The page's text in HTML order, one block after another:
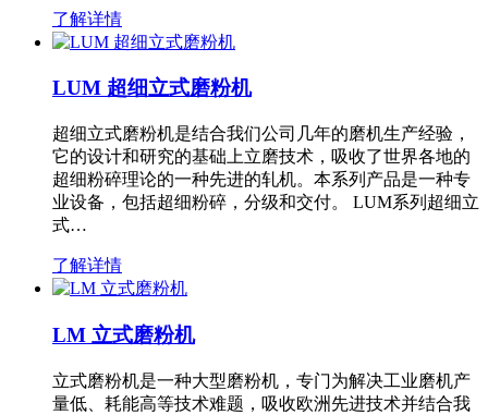
了解详情
LUM 超细立式磨粉机
超细立式磨粉机是结合我们公司几年的磨机生产经验，
它的设计和研究的基础上立磨技术，吸收了世界各地的
超细粉碎理论的一种先进的轧机。本系列产品是一种专
业设备，包括超细粉碎，分级和交付。 LUM系列超细立
式…
了解详情
LM 立式磨粉机
立式磨粉机是一种大型磨粉机，专门为解决工业磨机产
量低、耗能高等技术难题，吸收欧洲先进技术并结合我